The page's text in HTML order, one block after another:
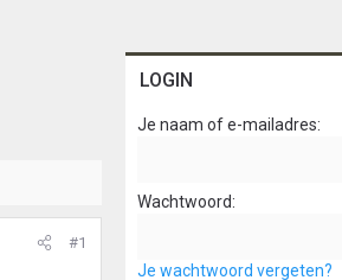
#1
LOGIN
Je naam of e-mailadres
Wachtwoord
Je wachtwoord vergeten?